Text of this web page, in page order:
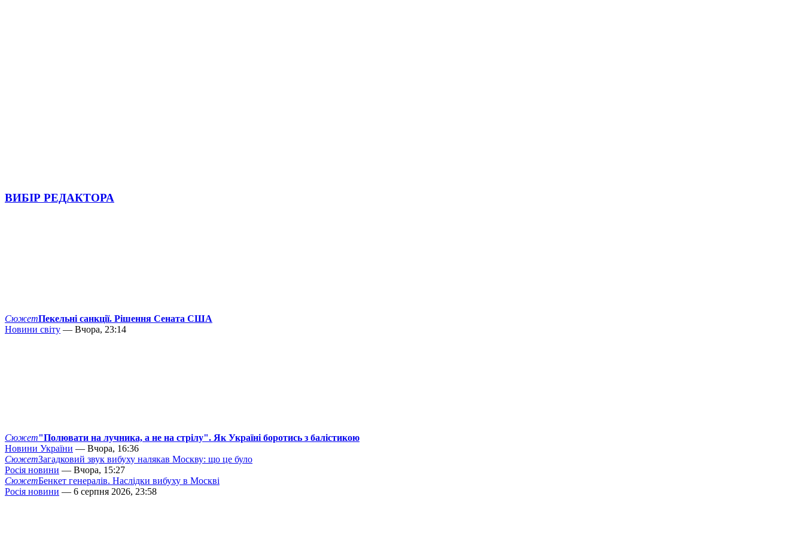
ВИБІР РЕДАКТОРА
СюжетПекельні санкції. Рішення Сената США
Новини світу — Вчора, 23:14
Сюжет"Полювати на лучника, а не на стрілу". Як Україні боротись з балістикою
Новини України — Вчора, 16:36
СюжетЗагадковий звук вибуху налякав Москву: що це було
Росія новини — Вчора, 15:27
СюжетБенкет генералів. Наслідки вибуху в Москві
Росія новини — 6 серпня 2026, 23:58